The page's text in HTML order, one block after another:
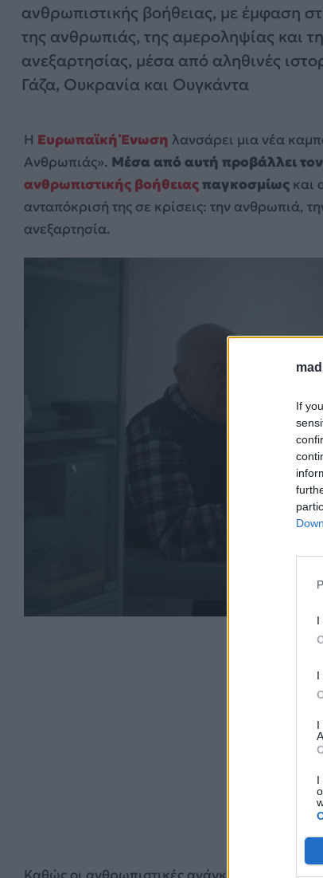
If
I
I
I
I
ανθρωπιστικής βοήθειας, με έμφαση
της ανθρωπιάς, της αμεροληψίας και
ανεξαρτησίας, μέσα από αληθινές
Γάζα, Ουκρανία και Ουγκάντα
Η Ευρωπαϊκή Ένωση λανσάρει μια νέα
Ανθρωπιάς». Μέσα από αυτή προβάλλει
ανθρωπιστικής βοήθειαςπαγκοσμίως και
ανταπόκρισή της σε κρίσεις: την ανθρωπιά,
ανεξαρτησία.